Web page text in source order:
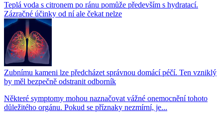
Teplá voda s citronem po ránu pomůže především s hydratací.
Zázračné účinky od ní ale čekat nelze
Zubnímu kameni lze předcházet správnou domácí péčí. Ten vzniklý
by měl bezpečně odstranit odborník
Některé symptomy mohou naznačovat vážné onemocnění tohoto
důležitého orgánu. Pokud se příznaky nezmírní, je...